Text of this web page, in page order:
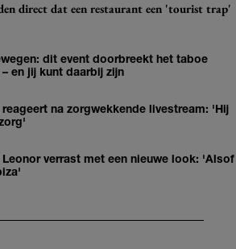
direct dat een restaurant een 'tourist trap'
dit event doorbreekt het taboe
en jij kunt daarbij zijn
na zorgwekkende livestream: 'Hij
Leonor verrast met een nieuwe look: 'Alsof